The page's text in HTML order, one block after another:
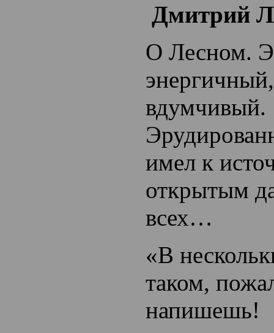
Дмитрий
О Лесном.
вдумчивый.
имел к
открытым
всех…
«В
таком,
напишешь!